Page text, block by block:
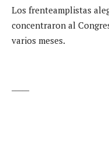
Los frenteamplistas
concentraron al
varios meses.